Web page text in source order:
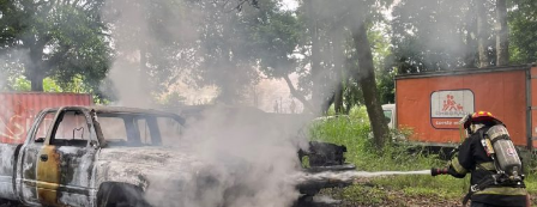
Municipal de Coscomatepec durante la administración
del alcalde de Movimiento Ciudadano, Armando Reyes
Muñoz, y permanecerán recluidos en el Centro de
Reinserción Social de Mediana Seguridad de La Toma, en
Amatlán de los Reyes, donde cumplirán la condena.
Aunque durante el operativo fueron detenidos siete